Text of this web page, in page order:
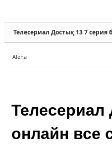
Телесериал Достық 13 7 серия
Alena
Телесериал
онлайн все
Sketchbook5,
Sketchbook5,
Sketchbook5,
Sketchbook5,